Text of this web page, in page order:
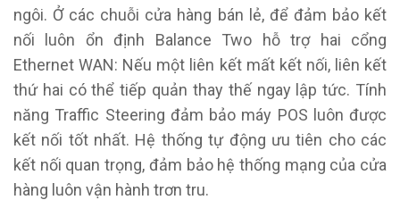
ngôi. Ở các chuỗi cửa hàng bán lẻ, để đảm bảo kết
nối luôn ổn định Balance Two hỗ trợ hai cổng
Ethernet WAN: Nếu một liên kết mất kết nối, liên kết
thứ hai có thể tiếp quản thay thế ngay lập tức. Tính
năng Traffic Steering đảm bảo máy POS luôn được
kết nối tốt nhất. Hệ thống tự động ưu tiên cho các
kết nối quan trọng, đảm bảo hệ thống mạng của cửa
hàng luôn vận hành trơn tru.